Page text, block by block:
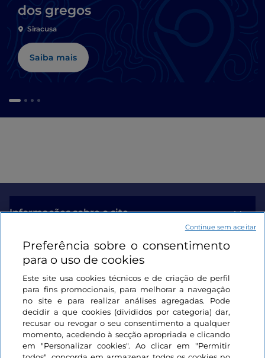
dos gregos
Siracusa
Saiba mais
Informações sobre o site
Ligações úteis
Iniciar sessão
Mantenha-se em contacto
Preferência sobre o consentimento
para o uso de cookies
Este site usa cookies técnicos e de criação de perfil
para fins promocionais, para melhorar a navegação
no site e para realizar análises agregadas. Pode
decidir a que cookies (divididos por categoria) dar,
recusar ou revogar o seu consentimento a qualquer
momento, acedendo à secção apropriada e clicando
em "Personalizar cookies". Ao clicar em "Permitir
Continue sem aceitar